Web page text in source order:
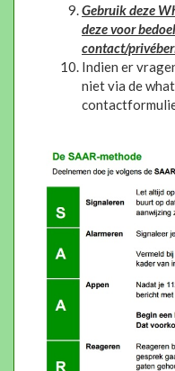
Gebruik deze
deze voor
contact/
Indien er
niet via de